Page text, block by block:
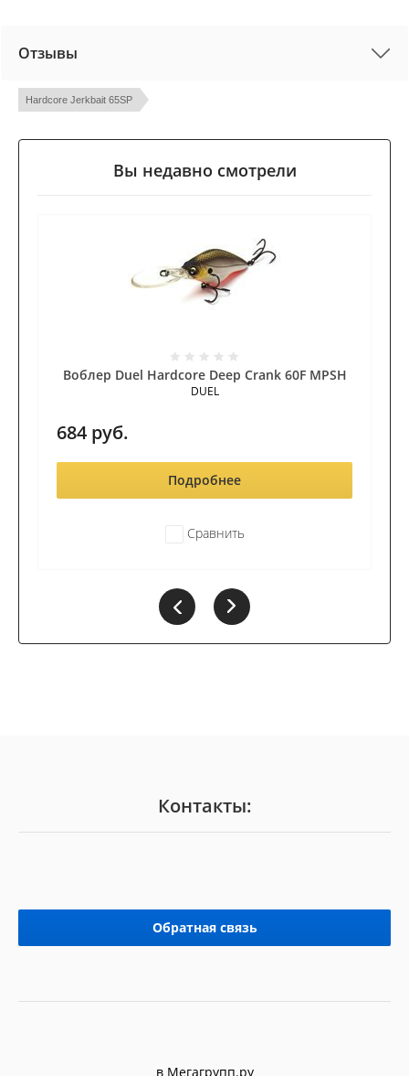
Отзывы
Hardcore Jerkbait 65SP
Вы недавно смотрели
Воблер Duel Hardcore Deep Crank 60F MPSH
DUEL
684 руб.
Подробнее
Сравнить
Контакты:
Обратная связь
в Мегагрупп.ру